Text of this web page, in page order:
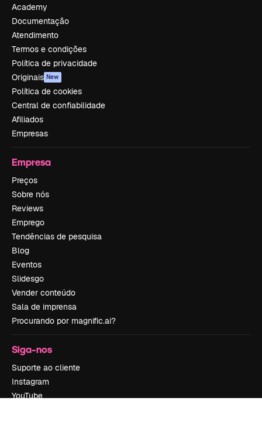
Academy
Documentação
Atendimento
Termos e condições
Política de privacidade
Originais New
Política de cookies
Central de confiabilidade
Afiliados
Empresas
Empresa
Preços
Sobre nós
Reviews
Emprego
Tendências de pesquisa
Blog
Eventos
Slidesgo
Vender conteúdo
Sala de imprensa
Procurando por magnific.ai?
Siga-nos
Suporte ao cliente
Instagram
YouTube